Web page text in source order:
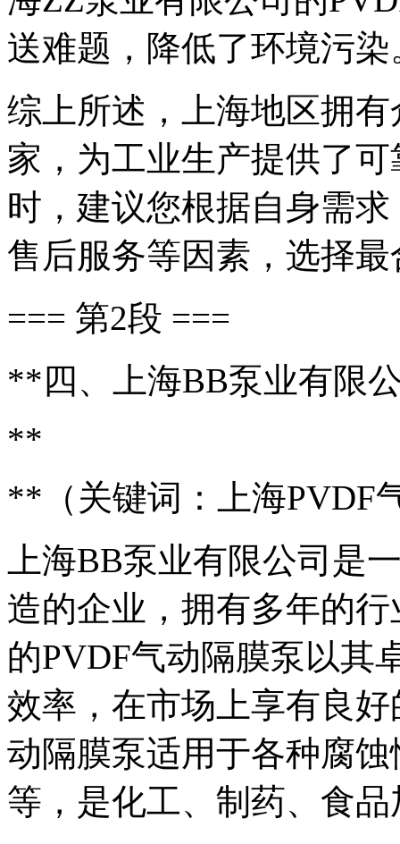
送难题，降低了环境污染
综上所述，上海地区拥
家，为工业生产提供了
时，建议您根据自身需
售后服务等因素，选择
=== 第2段 ===
**四、上海BB泵业有限
**
**（关键词：上海PVDF
上海BB泵业有限公司是
造的企业，拥有多年的
的PVDF气动隔膜泵以其
效率，在市场上享有良
动隔膜泵适用于各种腐
等，是化工、制药、食